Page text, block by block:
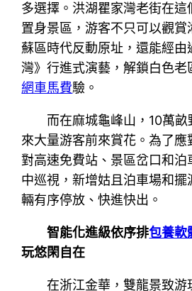
多選擇。洪湖瞿家灣老街在這
置身景區，游客不只可以觀賞
蘇區時代反動原址，還能經由
灣》行進式演藝，解鎖白色老
網車馬費驗。
而在麻城龜峰山，10萬
來大量游客前來賞花。為了
對高速免費站、景區岔口和泊
中巡視，新增姑且泊車場和
輛有序停放、快進快出。
智能化進級依序排包養軟
玩悠閑自在
在浙江金華，雙龍景致游